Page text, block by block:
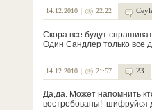
14.12.2010 22:22
Скора все будут
Один Сандлер только все
14.12.2010 21:57 23
Да,да. Может напомнить
востребованы! шифруйся